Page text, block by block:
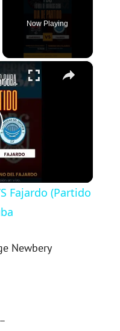
Now Playing
×
Almendras de Párraga VS Fajardo (Partido 72) - #futboldebarrioscuba
Fajardo (Partido
Newbery
–